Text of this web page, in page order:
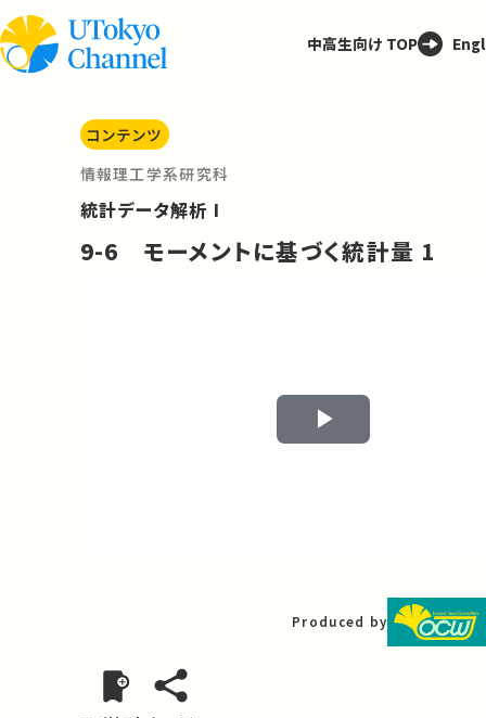
中高生向け TOP
コンテンツ
情報理工学系研究科
統計データ解析 I
9-6 モーメントに基づく統計量 1
Play
Produced by